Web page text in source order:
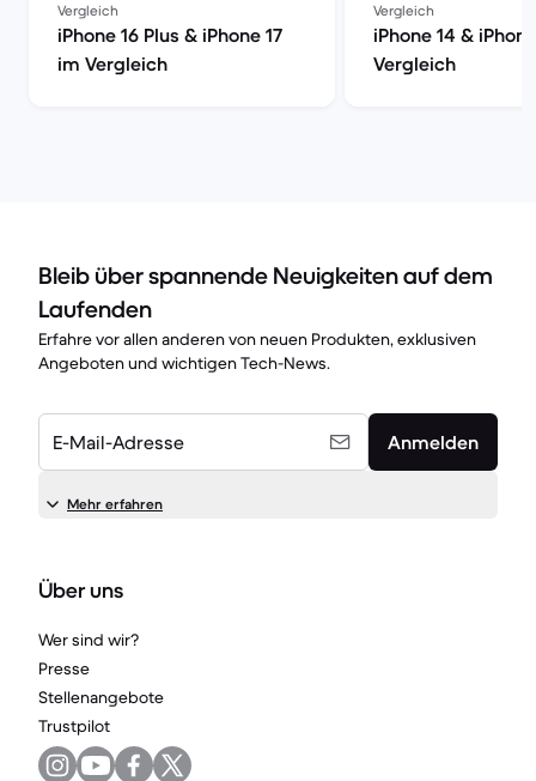
Vergleich
iPhone 16 Plus & iPhone 17
im Vergleich
Vergleich
iPhone 14 &
Vergleich
Bleib über spannende Neuigkeiten auf dem
Laufenden
Erfahre vor allen anderen von neuen Produkten, exklusiven
Angeboten und wichtigen Tech-News.
E-Mail-Adresse Anmelden
Mehr erfahren
Über uns
Wer sind wir?
Presse
Stellenangebote
Trustpilot